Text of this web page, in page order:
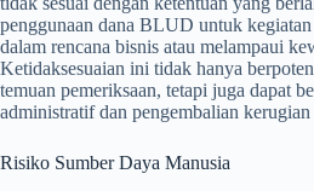
penggunaan dana BLUD untuk
dalam rencana bisnis atau melampaui
Ketidaksesuaian ini tidak hanya
temuan pemeriksaan, tetapi juga dapat
administratif dan pengembalian kerugian
Risiko Sumber Daya Manusia